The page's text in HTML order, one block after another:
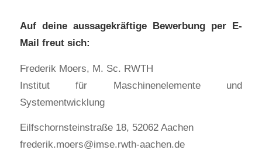
Auf deine aussagekräftige Bewerbung per E-
Mail freut sich:
Frederik Moers, M. Sc. RWTH
Institut für Maschinenelemente und
Systementwicklung
Eilfschornsteinstraße 18, 52062 Aachen
frederik.moers@imse.rwth-aachen.de